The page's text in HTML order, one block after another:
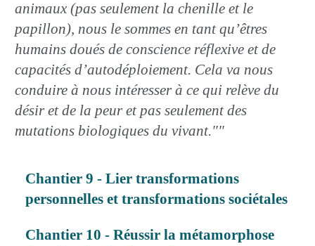
animaux (pas seulement la chenille et le
papillon), nous le sommes en tant qu’êtres
humains doués de conscience réflexive et de
capacités d’autodéploiement. Cela va nous
conduire à nous intéresser à ce qui relève du
désir et de la peur et pas seulement des
mutations biologiques du vivant.""
Chantier 9 - Lier transformations
personnelles et transformations sociétales
Chantier 10 - Réussir la métamorphose